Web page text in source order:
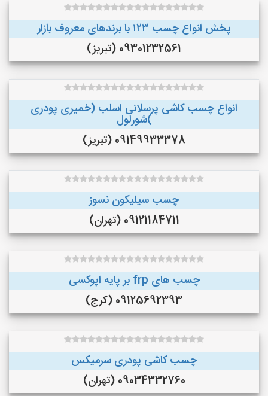
پخش انواع چسب ۱۲۳ با برندهای معروف بازار
09301232561 (تبریز)
انواع چسب کاشی پرسلانی اسلب (خمیری پودری
)شورلول
09149933378 (تبریز)
چسب سیلیکون نسوز
09121184711 (تهران)
چسب های frp بر پایه اپوکسی
09125692393 (کرج)
چسب کاشی پودری سرمیکس
09034332760 (تهران)